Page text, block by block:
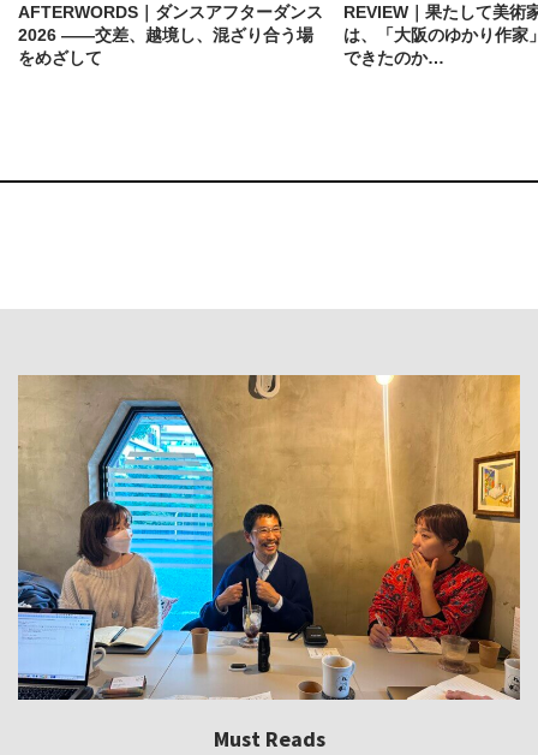
AFTERWORDS｜ダンスアフターダンス
2026 ——交差、越境し、混ざり合う場
をめざして
REVIEW｜果たして美術
は、「大阪のゆかり作家
できたのか…
Must Reads
Must Reads
Must Reads
Must Reads
Must Reads